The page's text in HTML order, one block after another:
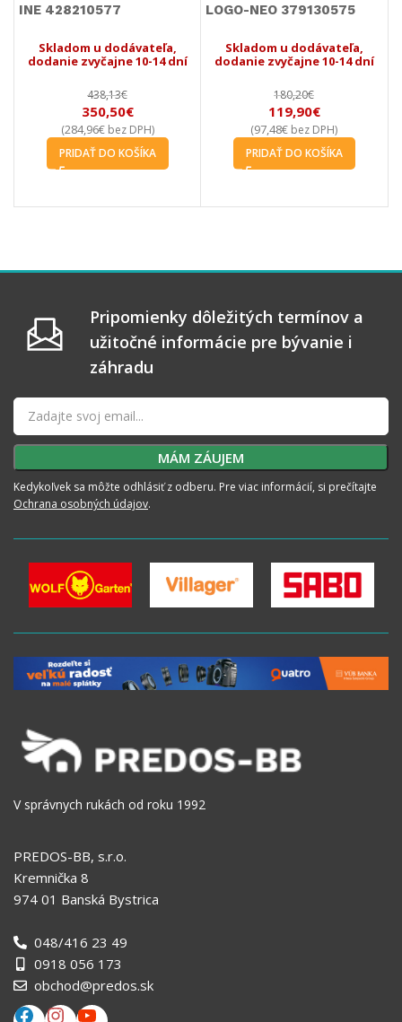
INE 428210577
Skladom u dodávateľa,
dodanie zvyčajne 10-14 dní
438,13€
350,50€
(284,96€bez DPH)
PRIDAŤ DO KOŠÍKA
LOGO-NEO 379130575
Skladom u dodávateľa,
dodanie zvyčajne 10-14 dní
180,20€
119,90€
(97,48€ bez DPH)
PRIDAŤ DO KOŠÍKA
Pripomienky dôležitých termínov a
užitočné informácie pre bývanie i
záhradu
Kedykoľvek sa môžte odhlásiť z odberu. Pre viac informácií, si prečítajte
Ochrana osobných údajov.
V správnych rukách od roku 1992
PREDOS-BB, s.r.o.
Kremnička 8
974 01 Banská Bystrica
048/416 23 49
0918 056 173
obchod@predos.sk